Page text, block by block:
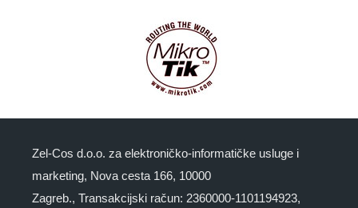
Zel-Cos d.o.o. za elektroničko-informatičke usluge i
marketing, Nova cesta 166, 10000
Zagreb., Transakcijski račun: 2360000-1101194923,